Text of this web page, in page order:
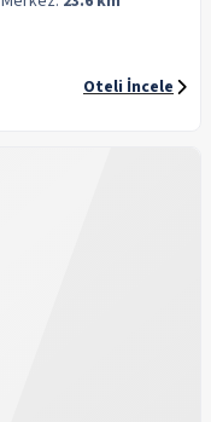
Oteli İncele